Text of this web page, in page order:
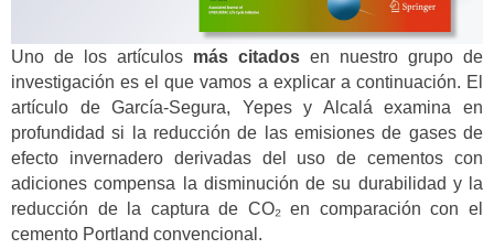
Uno de los artículos más citados en nuestro grupo de
investigación es el que vamos a explicar a continuación. El
artículo de García-Segura, Yepes y Alcalá examina en
profundidad si la reducción de las emisiones de gases de
efecto invernadero derivadas del uso de cementos con
adiciones compensa la disminución de su durabilidad y la
reducción de la captura de CO₂ en comparación con el
cemento Portland convencional.